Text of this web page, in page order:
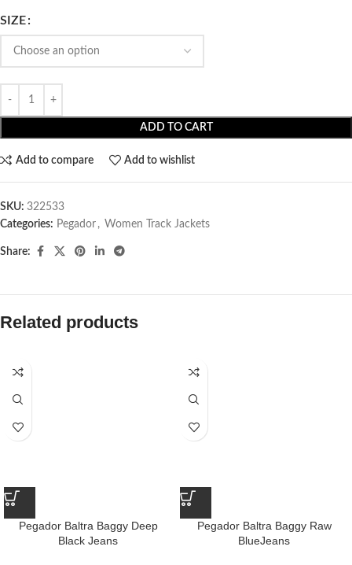
SIZE
ADD TO CART
Add to compare Add to wishlist
SKU: 322533
Categories: Pegador​ , Women Track Jackets
Share:
Related products
Pegador Baltra Baggy Deep
Black Jeans
Pegador Baltra Baggy Raw
BlueJeans